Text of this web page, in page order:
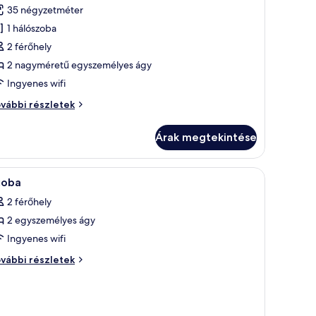
35 négyzetméter
1 hálószoba
2 férőhely
2 nagyméretű egyszemélyes ágy
Ingyenes wifi
részletek
Árak megtekintése
a szobában Prémium ágynemű, pehelypaplan és széf a
3
2 férőhely
2 egyszemélyes ágy
Ingyenes wifi
részletek